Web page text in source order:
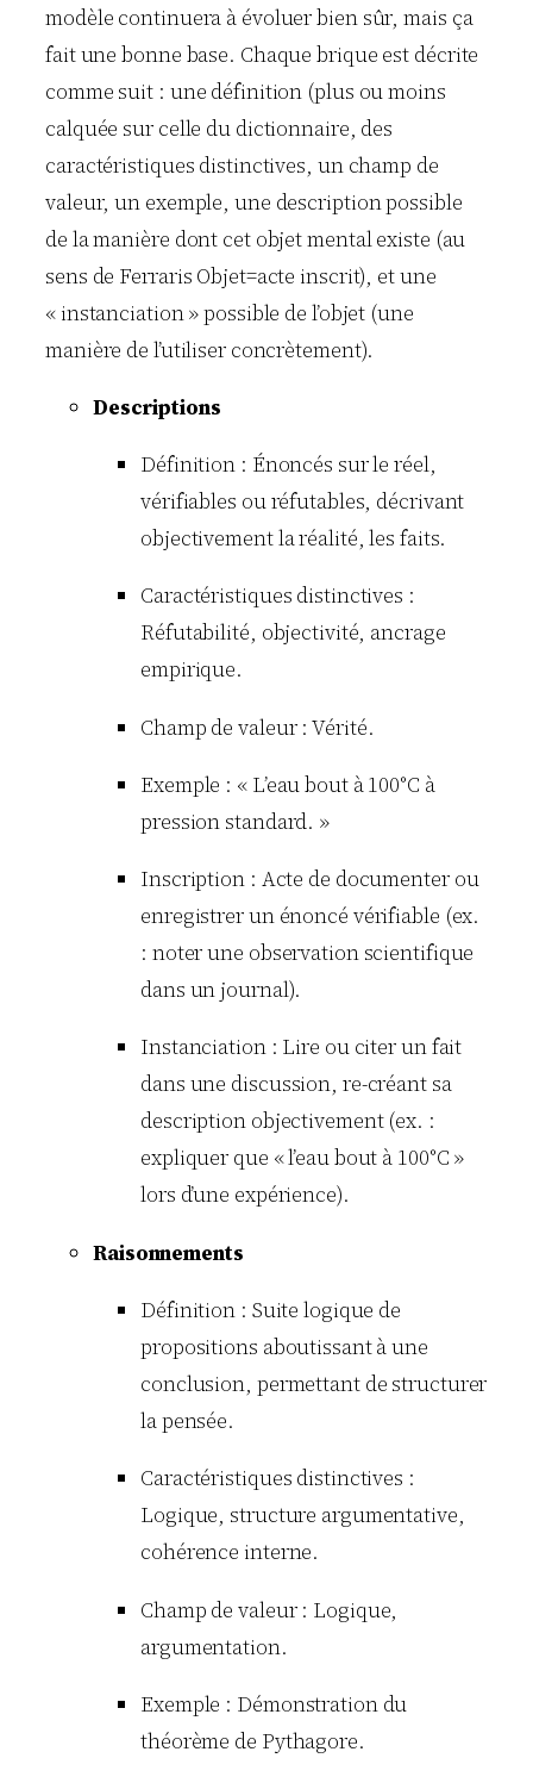
modèle continuera à évoluer bien sûr, mais ça
fait une bonne base. Chaque brique est décrite
comme suit : une définition (plus ou moins
calquée sur celle du dictionnaire, des
caractéristiques distinctives, un champ de
valeur, un exemple, une description possible
de la manière dont cet objet mental existe (au
sens de Ferraris Objet=acte inscrit), et une
« instanciation » possible de l’objet (une
manière de l’utiliser concrètement).
Descriptions
Définition : Énoncés sur le réel,
vérifiables ou réfutables, décrivant
objectivement la réalité, les faits.
Caractéristiques distinctives :
Réfutabilité, objectivité, ancrage
empirique.
Champ de valeur : Vérité.
Exemple : « L’eau bout à 100°C à
pression standard. »
Inscription : Acte de documenter ou
enregistrer un énoncé vérifiable (ex.
: noter une observation scientifique
dans un journal).
Instanciation : Lire ou citer un fait
dans une discussion, re-créant sa
description objectivement (ex. :
expliquer que « l’eau bout à 100°C »
lors d’une expérience).
Raisonnements
Définition : Suite logique de
propositions aboutissant à une
conclusion, permettant de structurer
la pensée.
Caractéristiques distinctives :
Logique, structure argumentative,
cohérence interne.
Champ de valeur : Logique,
argumentation.
Exemple : Démonstration du
théorème de Pythagore.